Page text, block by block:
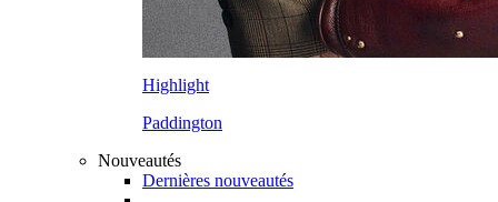
Highlight
Paddington
Nouveautés
Dernières nouveautés